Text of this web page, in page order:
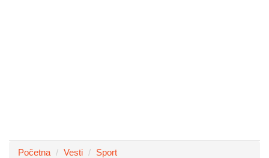
Početna Vesti
Sport